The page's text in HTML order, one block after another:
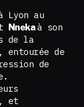
Lyon au
Nnekaà son
de la
entourée de
de
et